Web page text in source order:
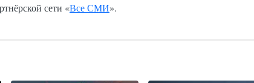
сети «Все СМИ».